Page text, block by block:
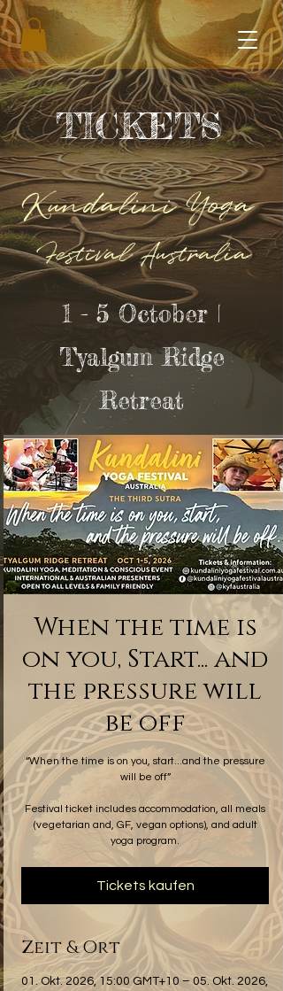
TICKETS
Kundalini Yoga
Festival Australia
1 - 5 October |
Tyalgum Ridge
Retreat
When the time is
on you, Start... and
the pressure will
be off
“When the time is on you, start...and the pressure
will be off”
Festival ticket includes accommodation, all meals
(vegetarian and, GF, vegan options), and adult
yoga program.
Tickets kaufen
Zeit & Ort
01. Okt. 2026, 15:00 GMT+10 – 05. Okt. 2026,